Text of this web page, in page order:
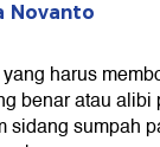
Novanto
harus
benar atau alibi
sidang sumpah